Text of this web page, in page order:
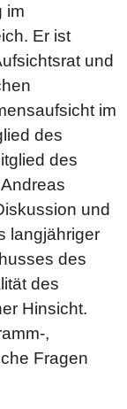
im
Er ist
und
im
des
des
und
langjähriger
des
des
Hinsicht.
,
Fragen